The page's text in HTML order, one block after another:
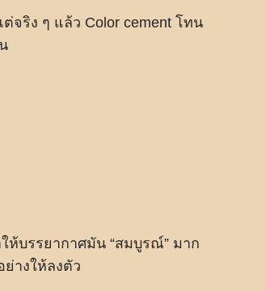
จริง ๆ แล้ว Color cement โทน
ห้บรรยากาศมัน “สมบูรณ์” มาก
ย่างให้ลงตัว